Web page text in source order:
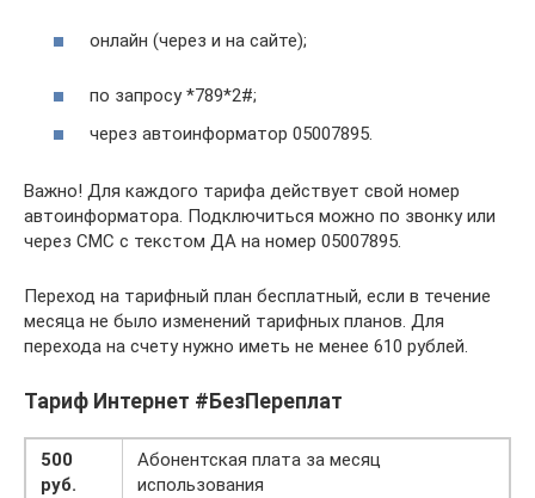
онлайн (через и на сайте);
по запросу *789*2#;
через автоинформатор 05007895.
Важно! Для каждого тарифа действует свой номер
автоинформатора. Подключиться можно по звонку или
через СМС с текстом ДА на номер 05007895.
Переход на тарифный план бесплатный, если в течение
месяца не было изменений тарифных планов. Для
перехода на счету нужно иметь не менее 610 рублей.
Тариф Интернет #БезПереплат
500
руб.
Абонентская плата за месяц
использования